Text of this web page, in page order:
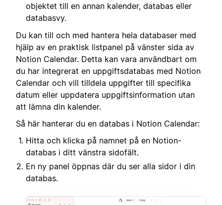
objektet till en annan kalender, databas eller
databasvy.
Du kan till och med hantera hela databaser med
hjälp av en praktisk listpanel på vänster sida av
Notion Calendar. Detta kan vara användbart om
du har integrerat en uppgiftsdatabas med Notion
Calendar och vill tilldela uppgifter till specifika
datum eller uppdatera uppgiftsinformation utan
att lämna din kalender.
Så här hanterar du en databas i Notion Calendar:
Hitta och klicka på namnet på en Notion-
databas i ditt vänstra sidofält.
En ny panel öppnas där du ser alla sidor i din
databas.